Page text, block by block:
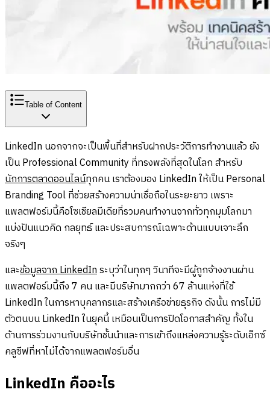
Table of Content
LinkedIn นอกจากจะเป็นพื้นที่สำหรับฝากประวัติการทำงานแล้ว ยัง
เป็น Professional Community ที่ทรงพลังที่สุดในโลก สำหรับ
นักการตลาดออนไลน์ทุกคน เราต้องมอง LinkedIn ให้เป็น Personal
Branding Tool ที่ช่วยสร้างความน่าเชื่อถือในระยะยาว เพราะ
แพลตฟอร์มนี้คือโซเชียลมีเดียที่รวมคนทำงานจากทั่วทุกมุมโลกมา
แบ่งปันแนวคิด กลยุทธ์ และประสบการณ์เฉพาะด้านแบบเจาะลึก
จริงๆ
และข้อมูลจาก LinkedInระบุว่าในทุกๆ วินาทีจะมีผู้ถูกจ้างงานผ่าน
แพลตฟอร์มนี้ถึง 7 คน และมีบริษัทมากกว่า 67 ล้านแห่งที่ใช้
LinkedIn ในการหาบุคลากรและสร้างเครือข่ายธุรกิจ ดังนั้น การไม่มี
ตัวตนบน LinkedIn ในยุคนี้ เหมือนเป็นการปิดโอกาสสำคัญ ทั้งใน
ด้านการร่วมงานกับบริษัทชั้นนำและการเข้าถึงแหล่งความรู้ระดับเอ็กซ์
คลูซีฟที่หาไม่ได้จากแพลตฟอร์มอื่น
LinkedIn คืออะไร